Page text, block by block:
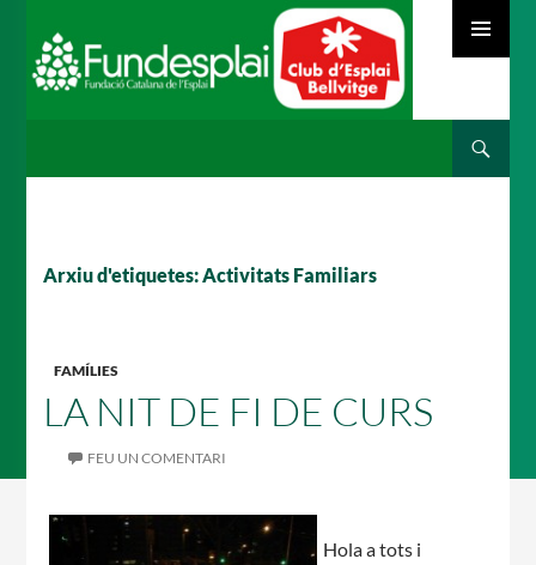
Arxiu d'etiquetes: Activitats Familiars
FAMÍLIES
LA NIT DE FI DE CURS
FEU UN COMENTARI
Hola a tots i
MÓN ESCOLAR
ALBERG CENTRE ESPLAI